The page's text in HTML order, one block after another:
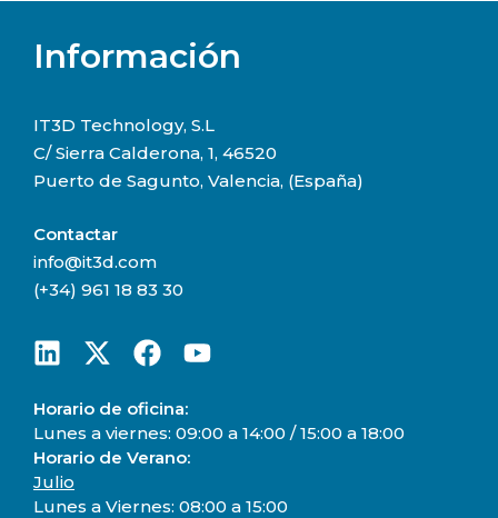
Información
IT3D Technology, S.L
C/ Sierra Calderona, 1, 46520
Puerto de Sagunto, Valencia, (España)
Contactar
info@it3d.com
(+34) 961 18 83 30​
Horario de oficina:
Lunes a viernes: 09:00 a 14:00 / 15:00 a 18:00
Horario de Verano:
Julio
Lunes a Viernes: 08:00 a 15:00